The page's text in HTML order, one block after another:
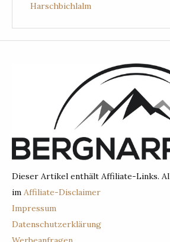
Harschbichlalm
Dieser Artikel enthält Affiliate-Links.
im Affiliate-Disclaimer
Impressum
Datenschutzerklärung